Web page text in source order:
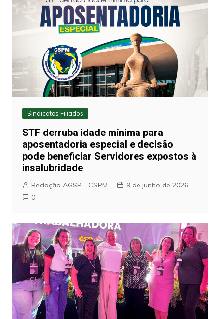
Sindicatos Filiados
STF derruba idade mínima para
aposentadoria especial e decisão
pode beneficiar Servidores expostos à
insalubridade
Redação AGSP - CSPM
9 de junho de 2026
0